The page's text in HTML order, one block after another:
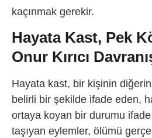
kaçınmak gerekir.
Hayata Kast, Pek
Onur Kırıcı
Hayata kast, bir kişinin
belirli bir şekilde ifade eden,
ortaya koyan bir durumu
taşıyan eylemler, ölümü